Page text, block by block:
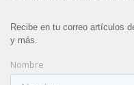
Recibe en tu correo artículos
y más.
Nombre